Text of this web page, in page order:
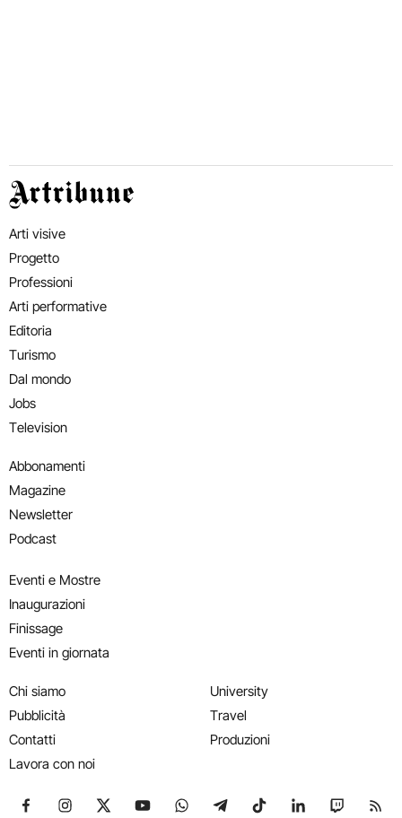
Artribune
Arti visive
Progetto
Professioni
Arti performative
Editoria
Turismo
Dal mondo
Jobs
Television
Abbonamenti
Magazine
Newsletter
Podcast
Eventi e Mostre
Inaugurazioni
Finissage
Eventi in giornata
Chi siamo
Pubblicità
Contatti
Lavora con noi
University
Travel
Produzioni
Seguici su Facebook
Seguici su Instagram
Seguici su X
Seguici su YouTube
Seguici su WhatsApp
Seguici su Telegram
Seguici su TikTok
Seguici su
Seguici